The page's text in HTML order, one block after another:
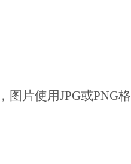
图片使用JPG或PNG格